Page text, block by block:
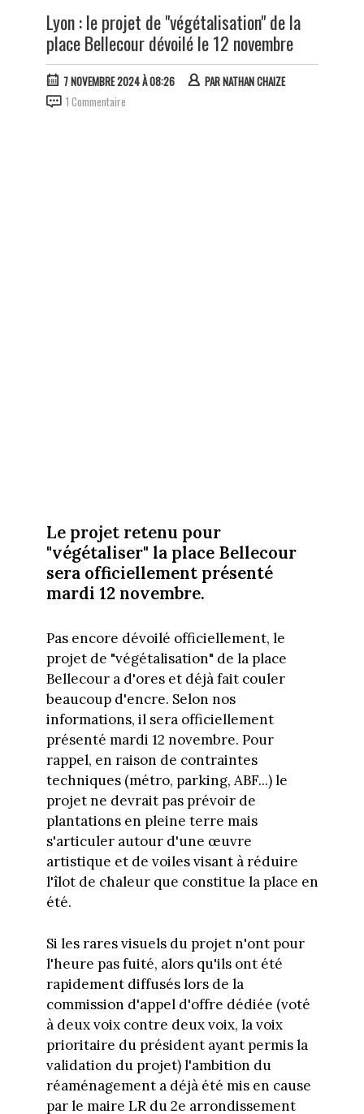
Lyon : le projet de "végétalisation" de la
place Bellecour dévoilé le 12 novembre
7 NOVEMBRE 2024 À 08:26 PARNATHAN CHAIZE
1 Commentaire
Le projet retenu pour
"végétaliser" la place Bellecour
sera officiellement présenté
mardi 12 novembre.
Pas encore dévoilé officiellement, le
projet de "végétalisation" de la place
Bellecour a d'ores et déjà fait couler
beaucoup d'encre. Selon nos
informations, il sera officiellement
présenté mardi 12 novembre. Pour
rappel, en raison de contraintes
techniques (métro, parking, ABF...) le
projet ne devrait pas prévoir de
plantations en pleine terre mais
s'articuler autour d'une œuvre
artistique et de voiles visant à réduire
l'îlot de chaleur que constitue la place en
été.
Si les rares visuels du projet n'ont pour
l'heure pas fuité, alors qu'ils ont été
rapidement diffusés lors de la
commission d'appel d'offre dédiée (voté
à deux voix contre deux voix, la voix
prioritaire du président ayant permis la
validation du projet) l'ambition du
réaménagement a déjà été mis en cause
par le maire LR du 2e arrondissement